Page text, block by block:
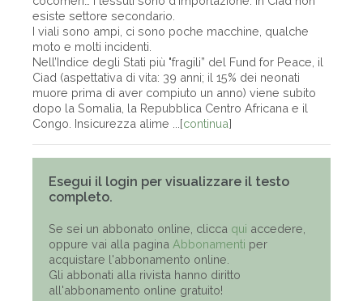
esiste settore secondario.
I viali sono ampi, ci sono poche macchine, qualche
moto e molti incidenti.
Nell’Indice degli Stati più "fragili” del Fund for Peace, il
Ciad (aspettativa di vita: 39 anni; il 15% dei neonati
muore prima di aver compiuto un anno) viene subito
dopo la Somalia, la Repubblica Centro Africana e il
Congo. Insicurezza alime ...[continua]
Esegui il login per visualizzare il testo
completo.
Se sei un abbonato online, clicca qui accedere,
oppure vai alla pagina Abbonamenti per
acquistare l'abbonamento online.
Gli abbonati alla rivista hanno diritto
all'abbonamento online gratuito!